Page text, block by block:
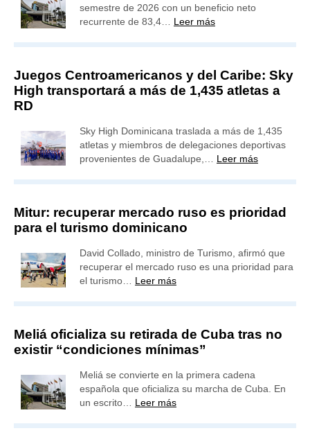
semestre de 2026 con un beneficio neto
recurrente de 83,4… Leer más
Juegos Centroamericanos y del Caribe: Sky
High transportará a más de 1,435 atletas a
RD
Sky High Dominicana traslada a más de 1,435
atletas y miembros de delegaciones deportivas
provenientes de Guadalupe,… Leer más
Mitur: recuperar mercado ruso es prioridad
para el turismo dominicano
David Collado, ministro de Turismo, afirmó que
recuperar el mercado ruso es una prioridad para
el turismo… Leer más
Meliá oficializa su retirada de Cuba tras no
existir “condiciones mínimas”
Meliá se convierte en la primera cadena
española que oficializa su marcha de Cuba. En
un escrito… Leer más